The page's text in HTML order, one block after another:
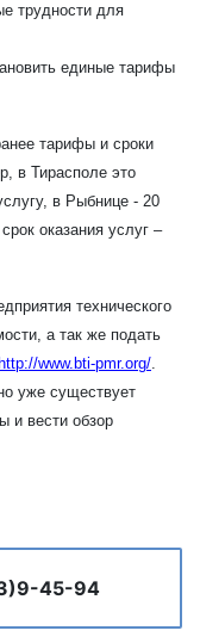
трудности для
единые тарифы
тарифы и сроки
в Тирасполе это
в Рыбнице - 20
оказания услуг –
технического
а так же подать
http://www.bti-pmr.org/.
уже существует
и вести обзор
45-94